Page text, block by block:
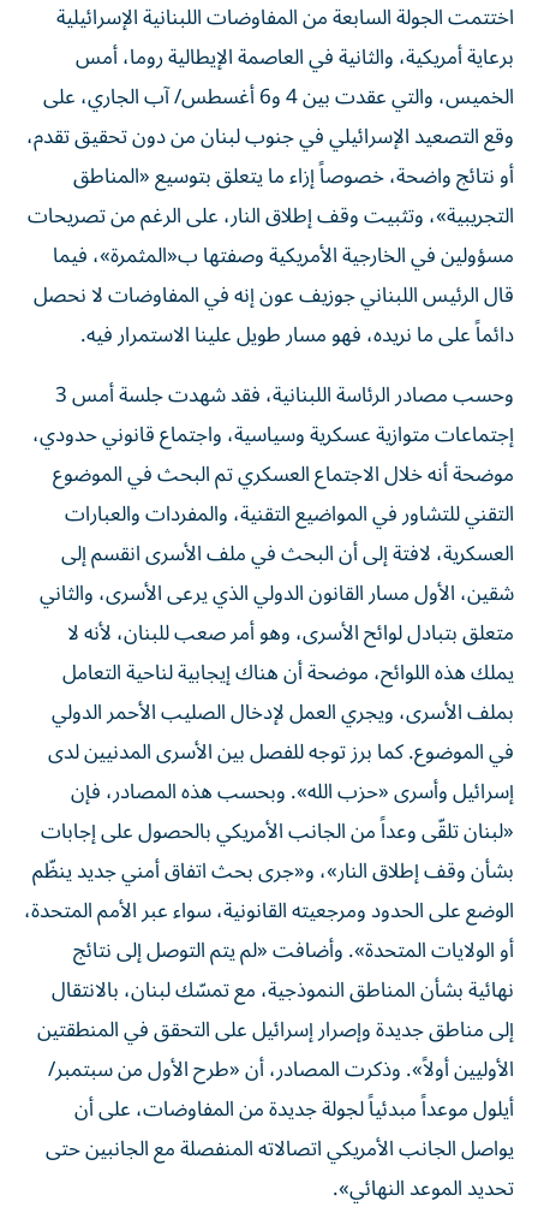
اختتمت الجولة السابعة من المفاوضات اللبنانية الإسرائيلية
برعاية أمريكية، والثانية في العاصمة الإيطالية روما، أمس
الخميس، والتي عقدت بين 4 و6 أغسطس/ آب الجاري، على
وقع التصعيد الإسرائيلي في جنوب لبنان من دون تحقيق تقدم،
أو نتائج واضحة، خصوصاً إزاء ما يتعلق بتوسيع «المناطق
التجريبية»، وتثبيت وقف إطلاق النار، على الرغم من تصريحات
مسؤولين في الخارجية الأمريكية وصفتها ب«المثمرة»، فيما
قال الرئيس اللبناني جوزيف عون إنه في المفاوضات لا نحصل
دائماً على ما نريده، فهو مسار طويل علينا الاستمرار فيه.
وحسب مصادر الرئاسة اللبنانية، فقد شهدت جلسة أمس 3
إجتماعات متوازية عسكرية وسياسية، واجتماع قانوني حدودي،
موضحة أنه خلال الاجتماع العسكري تم البحث في الموضوع
التقني للتشاور في المواضيع التقنية، والمفردات والعبارات
العسكرية، لافتة إلى أن البحث في ملف الأسرى انقسم إلى
شقين، الأول مسار القانون الدولي الذي يرعى الأسرى، والثاني
متعلق بتبادل لوائح الأسرى، وهو أمر صعب للبنان، لأنه لا
يملك هذه اللوائح، موضحة أن هناك إيجابية لناحية التعامل
بملف الأسرى، ويجري العمل لإدخال الصليب الأحمر الدولي
في الموضوع. كما برز توجه للفصل بين الأسرى المدنيين لدى
إسرائيل وأسرى «حزب الله». وبحسب هذه المصادر، فإن
«لبنان تلقّى وعداً من الجانب الأمريكي بالحصول على إجابات
بشأن وقف إطلاق النار»، و«جرى بحث اتفاق أمني جديد ينظّم
الوضع على الحدود ومرجعيته القانونية، سواء عبر الأمم المتحدة،
أو ​الولايات المتحدة​». وأضافت «لم يتم التوصل إلى نتائج
نهائية بشأن المناطق النموذجية، مع تمسّك لبنان، بالانتقال
إلى مناطق جديدة وإصرار إسرائيل على التحقق في المنطقتين
الأوليين أولاً». وذكرت المصادر، أن «طرح الأول من سبتمبر/
أيلول موعداً مبدئياً لجولة جديدة من المفاوضات، على أن
يواصل الجانب الأمريكي اتصالاته المنفصلة مع الجانبين حتى
تحديد الموعد النهائي».